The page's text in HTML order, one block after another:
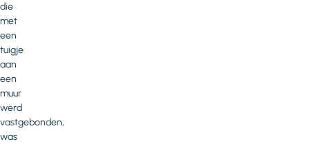
die
met
een
tuigje
aan
een
muur
werd
vastgebonden,
was